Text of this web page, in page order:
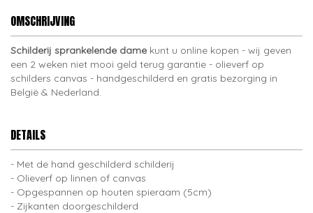
OMSCHRIJVING
Schilderij sprankelende dame kunt u online kopen - wij geven
een 2 weken niet mooi geld terug garantie - olieverf op
schilders canvas - handgeschilderd en gratis bezorging in
België & Nederland.
DETAILS
Met de hand geschilderd schilderij
Olieverf op linnen of canvas
Opgespannen op houten spieraam (5cm)
Zijkanten doorgeschilderd